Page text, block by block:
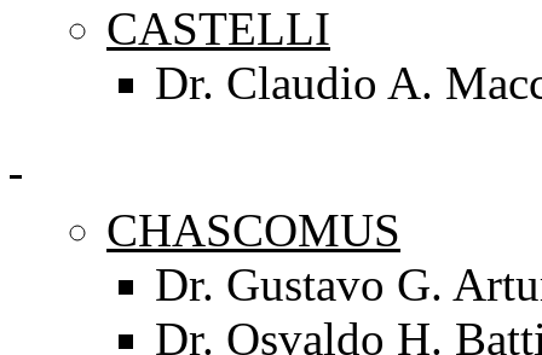
CASTELLI
Dr. Claudio A.
CHASCOMUS
Dr. Gustavo G.
Dr. Osvaldo H.